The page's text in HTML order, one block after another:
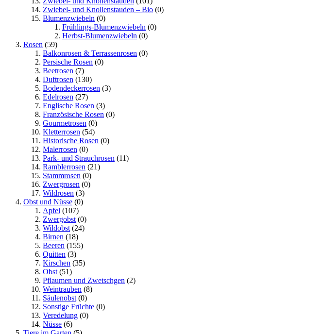
Zwiebel- und Knollenstauden – Bio (0)
Blumenzwiebeln (0)
Frühlings-Blumenzwiebeln (0)
Herbst-Blumenzwiebeln (0)
Rosen (59)
Balkonrosen & Terrassenrosen (0)
Persische Rosen (0)
Beetrosen (7)
Duftrosen (130)
Bodendeckerrosen (3)
Edelrosen (27)
Englische Rosen (3)
Französische Rosen (0)
Gourmetrosen (0)
Kletterrosen (54)
Historische Rosen (0)
Malerrosen (0)
Park- und Strauchrosen (11)
Ramblerrosen (21)
Stammrosen (0)
Zwergrosen (0)
Wildrosen (3)
Obst und Nüsse (0)
Apfel (107)
Zwergobst (0)
Wildobst (24)
Birnen (18)
Beeren (155)
Quitten (3)
Kirschen (35)
Obst (51)
Pflaumen und Zwetschgen (2)
Weintrauben (8)
Säulenobst (0)
Sonstige Früchte (0)
Veredelung (0)
Nüsse (6)